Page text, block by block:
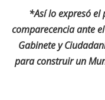
*Así lo expresó
comparecencia ante
Gabinete y
para construir un